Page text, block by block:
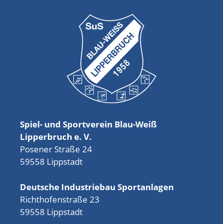
Spiel- und Sportverein Blau-Weiß
Lipperbruch e. V.
Posener Straße 24
59558 Lippstadt
Deutsche Industriebau Sportanlagen
Richthofenstraße 23
59558 Lippstadt